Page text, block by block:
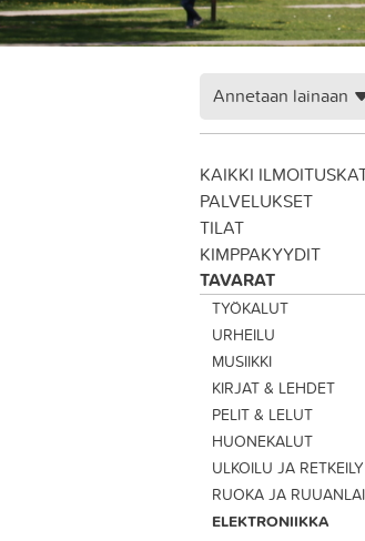
Annetaan lainaan
KAIKKI
PALVELUKSET
TILAT
KIMPPAKYYDIT
TAVARAT
TYÖKALUT
URHEILU
MUSIIKKI
KIRJAT & LEHDET
PELIT & LELUT
HUONEKALUT
ULKOILU JA RETKEILY
RUOKA JA
ELEKTRONIIKKA